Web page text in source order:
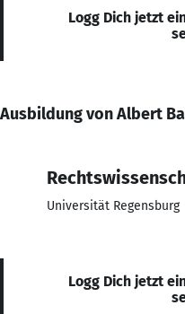
Logg Dich jetzt
Ausbildung von Albert
Universität Regensburg
Logg Dich jetzt